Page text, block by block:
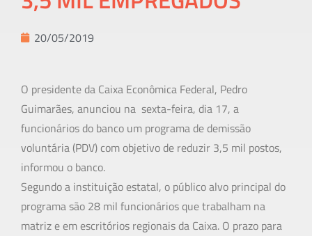
20/05/2019
O presidente da Caixa Econômica Federal, Pedro
Guimarães, anunciou na sexta-feira, dia 17, a
funcionários do banco um programa de demissão
voluntária (PDV) com objetivo de reduzir 3,5 mil postos,
informou o banco.
Segundo a instituição estatal, o público alvo principal do
programa são 28 mil funcionários que trabalham na
matriz e em escritórios regionais da Caixa. O prazo para